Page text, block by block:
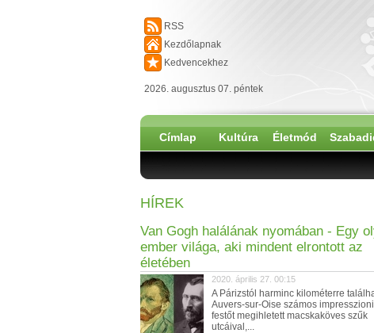
RSS
Kezdőlapnak
Kedvencekhez
2026. augusztus 07. péntek
Címlap Kultúra Életmód
HÍREK
Van Gogh halálának nyomában - Egy
ember világa, aki mindent elrontott az
életében
2020. április 27. 00:15
A Párizstól harminc kilométerre
Auvers-sur-Oise számos
festőt megihletett macskaköves szűk
utcáival,...